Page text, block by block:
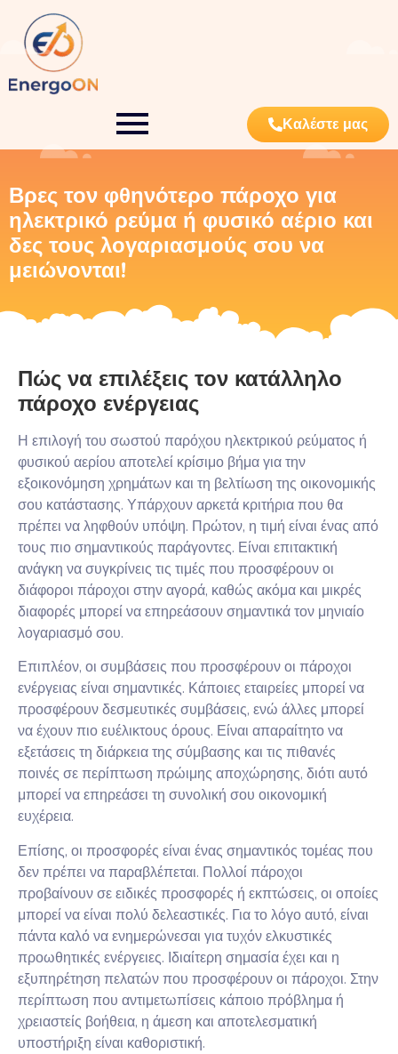
Καλέστε μας
Βρες τον φθηνότερο πάροχο για
ηλεκτρικό ρεύμα ή φυσικό αέριο και
δες τους λογαριασμούς σου να
μειώνονται!
Πώς να επιλέξεις τον κατάλληλο
πάροχο ενέργειας
Η επιλογή του σωστού παρόχου ηλεκτρικού ρεύματος ή
φυσικού αερίου αποτελεί κρίσιμο βήμα για την
εξοικονόμηση χρημάτων και τη βελτίωση της οικονομικής
σου κατάστασης. Υπάρχουν αρκετά κριτήρια που θα
πρέπει να ληφθούν υπόψη. Πρώτον, η τιμή είναι ένας από
τους πιο σημαντικούς παράγοντες. Είναι επιτακτική
ανάγκη να συγκρίνεις τις τιμές που προσφέρουν οι
διάφοροι πάροχοι στην αγορά, καθώς ακόμα και μικρές
διαφορές μπορεί να επηρεάσουν σημαντικά τον μηνιαίο
λογαριασμό σου.
Επιπλέον, οι συμβάσεις που προσφέρουν οι πάροχοι
ενέργειας είναι σημαντικές. Κάποιες εταιρείες μπορεί να
προσφέρουν δεσμευτικές συμβάσεις, ενώ άλλες μπορεί
να έχουν πιο ευέλικτους όρους. Είναι απαραίτητο να
εξετάσεις τη διάρκεια της σύμβασης και τις πιθανές
ποινές σε περίπτωση πρώιμης αποχώρησης, διότι αυτό
μπορεί να επηρεάσει τη συνολική σου οικονομική
ευχέρεια.
Επίσης, οι προσφορές είναι ένας σημαντικός τομέας που
δεν πρέπει να παραβλέπεται. Πολλοί πάροχοι
προβαίνουν σε ειδικές προσφορές ή εκπτώσεις, οι οποίες
μπορεί να είναι πολύ δελεαστικές. Για το λόγο αυτό, είναι
πάντα καλό να ενημερώνεσαι για τυχόν ελκυστικές
προωθητικές ενέργειες. Ιδιαίτερη σημασία έχει και η
εξυπηρέτηση πελατών που προσφέρουν οι πάροχοι. Στην
περίπτωση που αντιμετωπίσεις κάποιο πρόβλημα ή
χρειαστείς βοήθεια, η άμεση και αποτελεσματική
υποστήριξη είναι καθοριστική.